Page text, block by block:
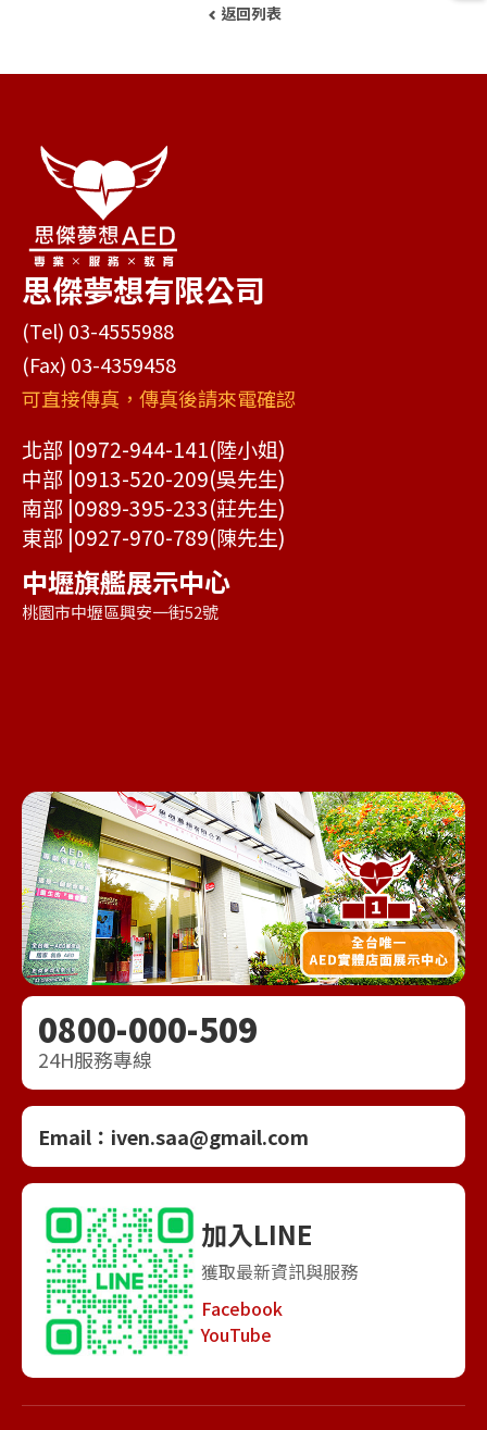
返回列表
思傑夢想有限公司
(Tel) 03-4555988
(Fax) 03-4359458
可直接傳真，傳真後請來電確認
北部 |0972-944-141(陸小姐)
中部 |0913-520-209(吳先生)
南部 |0989-395-233(莊先生)
東部 |0927-970-789(陳先生)
中壢旗艦展示中心
桃園市中壢區興安一街52號
0800-000-509
24H服務專線
Email： iven.saa@gmail.com
加入LINE
獲取最新資訊與服務
Facebook
YouTube